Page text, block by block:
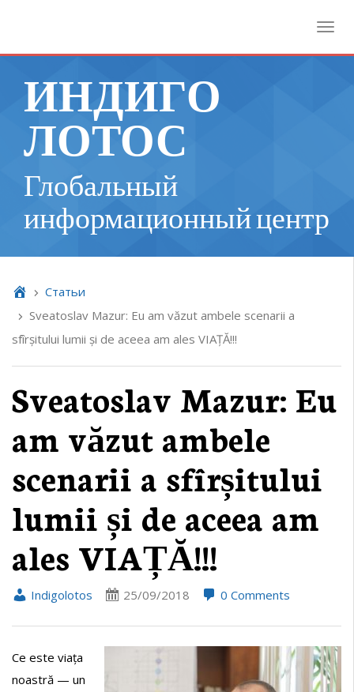
ИНДИГО
ЛОТОС
Глобальный
информационный центр
Cтатьи
Sveatoslav Mazur: Eu am văzut ambele scenarii a
sfîrșitului lumii și de aceea am ales VIAȚĂ!!!
Sveatoslav Mazur: Eu
am văzut ambele
scenarii a sfîrșitului
lumii și de aceea am
ales VIAȚĂ!!!
Indigolotos 25/09/2018 0 Comments
Ce este viața
noastră — un